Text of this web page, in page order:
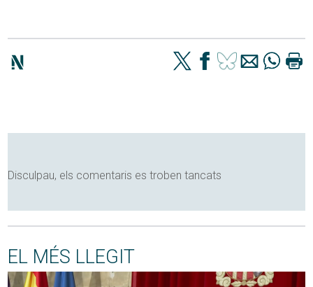
Disculpau, els comentaris es troben tancats
EL MÉS LLEGIT